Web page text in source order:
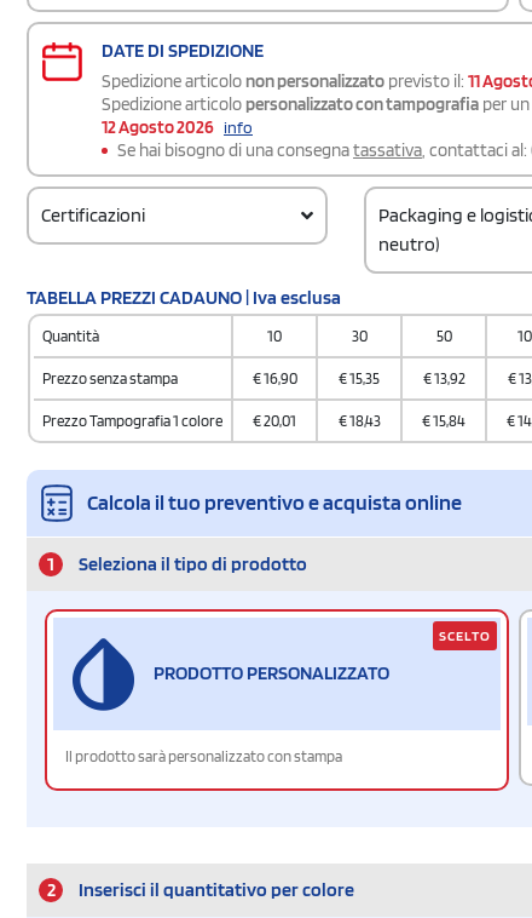
DATE DI SPEDIZIONE
Spedizione articolo non personalizzato previsto il: 11
Spedizione articolo personalizzato con tampografia per
12 Agosto 2026 info
Se hai bisogno di una consegnatassativa , contattaci al:
Certificazioni
Packaging e
neutro)
Quantità per scatola
40
TABELLA PREZZI CADAUNO | Iva esclusa
Quantità 10 30 50
Prezzo senza stampa €16,90 €15,35 €13,92 €
Prezzo Tampografia 1 colore €20,01 €18,43 €15,84 €
Calcola il tuo preventivo e acquista online
1 Seleziona il tipo di prodotto
PRODOTTO PERSONALIZZATO
Il prodotto sarà personalizzato con stampa
SCELTO
2 Inserisci il quantitativo per colore